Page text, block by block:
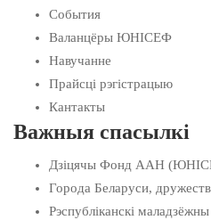
События
Валанцёры ЮНІСЕФ
Навучанне
Прайсці рэгістрацыю
Кантакты
Важныя спасылкі
Дзіцячы Фонд ААН
Города Беларуси,
Рэспубліканскі